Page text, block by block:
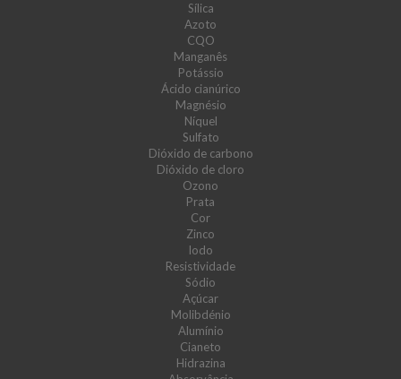
Sílica
Azoto
CQO
Manganês
Potássio
Ácido cianúrico
Magnésio
Níquel
Sulfato
Dióxido de carbono
Dióxido de cloro
Ozono
Prata
Cor
Zinco
Iodo
Resistividade
Sódio
Açúcar
Molibdénio
Alumínio
Cianeto
Hidrazina